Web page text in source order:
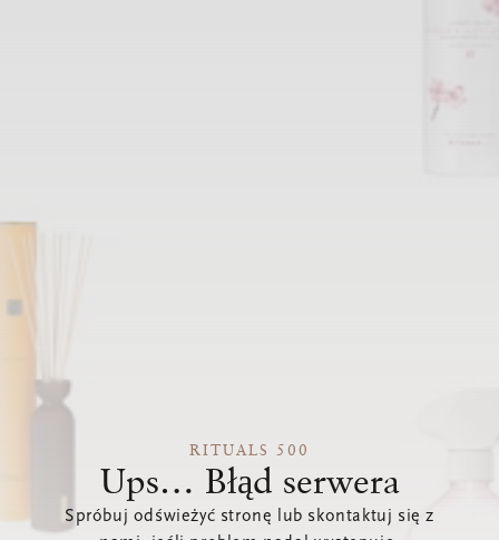
RITUALS 500
Ups… Błąd serwera
Spróbuj odświeżyć stronę lub skontaktuj się z